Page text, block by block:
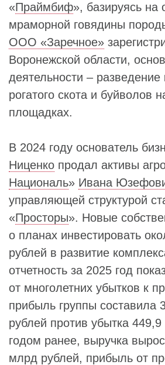
«Праймбиф», базируясь на
мраморной говядины
ООО «Заречное»
Воронежской области,
деятельности – разведение
рогатого скота и буйволов
площадках.
В 2024 году основатель
Ниценко продал активы
Националь» Ивана
управляющей структурой
«Просторы». Новые
о планах инвестировать
рублей в развитие
отчетность за 2025 год
от многолетних убытков к
прибыль группы составила
рублей против убытка
годом ранее, выручка
млрд рублей, прибыль от